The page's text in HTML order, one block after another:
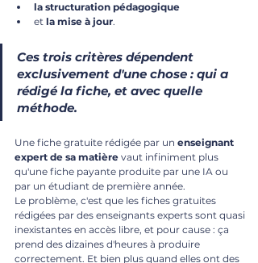
la structuration pédagogique
et la mise à jour.
Ces trois critères dépendent
exclusivement d'une chose : qui a
rédigé la fiche, et avec quelle
méthode.
Une fiche gratuite rédigée par un enseignant
expert de sa matière vaut infiniment plus
qu'une fiche payante produite par une IA ou
par un étudiant de première année.
Le problème, c'est que les fiches gratuites
rédigées par des enseignants experts sont quasi
inexistantes en accès libre, et pour cause : ça
prend des dizaines d'heures à produire
correctement. Et bien plus quand elles ont des